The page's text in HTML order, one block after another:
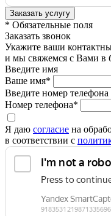
* Обязательные поля
Заказать звонок
Укажите ваши
и мы свяжемся с Вами в
Введите имя
Ваше имя*
Введите номер телефона
Номер телефона*
Я даю согласие на
в соответствии с